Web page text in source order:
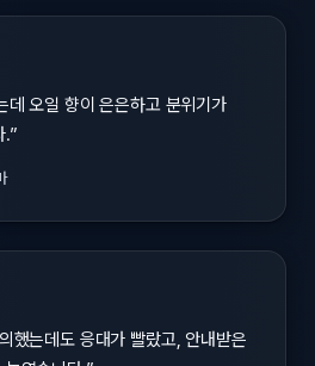
데 오일 향이 은은하고 분위기가
.”
했는데도 응대가 빨랐고, 안내받은